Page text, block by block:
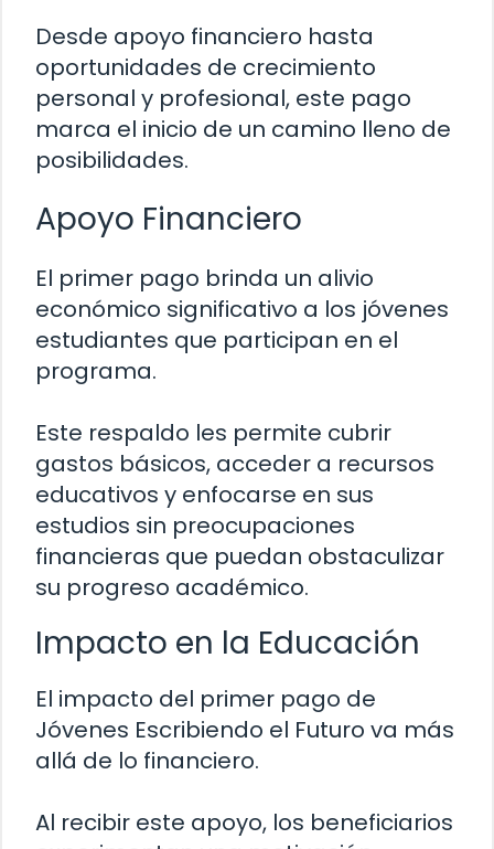
Desde apoyo financiero hasta
oportunidades de crecimiento
personal y profesional, este pago
marca el inicio de un camino lleno de
posibilidades.
Apoyo Financiero
El primer pago brinda un alivio
económico significativo a los jóvenes
estudiantes que participan en el
programa.
Este respaldo les permite cubrir
gastos básicos, acceder a recursos
educativos y enfocarse en sus
estudios sin preocupaciones
financieras que puedan obstaculizar
su progreso académico.
Impacto en la Educación
El impacto del primer pago de
Jóvenes Escribiendo el Futuro va más
allá de lo financiero.
Al recibir este apoyo, los beneficiarios